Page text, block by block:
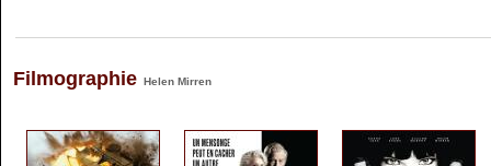
Filmographie Helen Mirren